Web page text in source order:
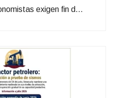
exigen fin d...